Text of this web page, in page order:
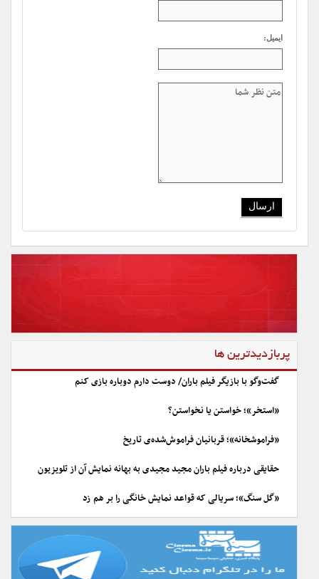
ایمیل:
پربازدیدترین ها
گفت‌وگو با بازیگر فیلم باران/ دوست دارم دوباره بازی کنم
«استخر»؛ خواستن یا نخواستن؟
«فراموشخانه»؛ قربانیان فراموش‌شده‌ی تاریخ
حقایقی درباره فیلم باران مجید مجیدی به بهانه نمایش آن از تلویزیون
«گل سنگ»؛ سریالی که قواعد نمایش خانگی را بر هم زد